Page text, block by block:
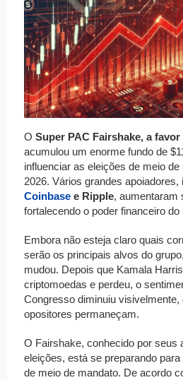
O Super PAC Fairshake, a
acumulou um enorme fundo de
influenciar as eleições de meio
2026. Vários grandes apoiadores,
Coinbase e Ripple, aumentaram
fortalecendo o poder financeiro do
Embora não esteja claro quais
serão os principais alvos do
mudou. Depois que Kamala
criptomoedas e perdeu, o
Congresso diminuiu visivelmente,
opositores permaneçam.
O Fairshake, conhecido por seus
eleições, está se preparando
de meio de mandato. De acordo